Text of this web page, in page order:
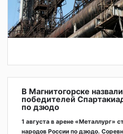
В Магнитогорске
победителей
по дзюдо
1 августа в арене «Металлург»
народов России по дзюдо.